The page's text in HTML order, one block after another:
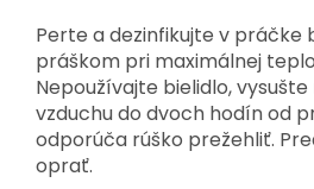
Perte a dezinfikujte v
práškom pri maximálnej
Nepoužívajte bielidlo,
vzduchu do dvoch hodín od
odporúča rúško prežehliť.
oprať.